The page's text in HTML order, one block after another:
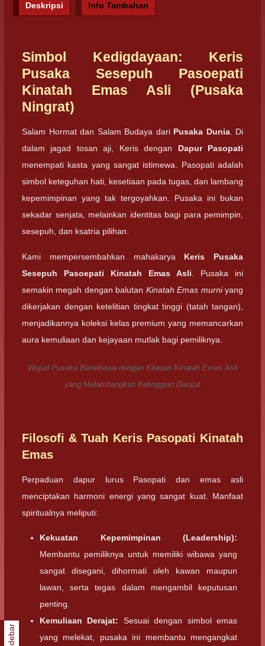
Deskripsi Info Tambahan
Simbol Kedigdayaan: Keris
Pusaka Sesepuh Pasoepati
Kinatah Emas Asli (Pusaka
Ningrat)
Salam Hormat dan Salam Budaya dari Pusaka Dunia. Di
dalam jagad tosan aji, Keris dengan Dapur Pasopati
menempati kasta yang sangat istimewa. Pasopati adalah
simbol keteguhan hati, kesetiaan pada tugas, dan lambang
kepemimpinan yang tak tergoyahkan. Pusaka ini bukan
sekadar senjata, melainkan identitas bagi para pemimpin,
sesepuh, dan ksatria pilihan.
Kami mempersembahkan mahakarya Keris Pusaka
Sesepuh Pasoepati Kinatah Emas Asli . Pusaka ini
semakin megah dengan balutan Kinatah Emas murniyang
dikerjakan dengan ketelitian tingkat tinggi (tatah tangan),
menjadikannya koleksi kelas premium yang memancarkan
aura kemuliaan dan kejayaan mutlak bagi pemiliknya.
Wujud Pusaka Berwibawa dengan Kilauan Kinatah Emas Asli
yang Melambangkan Ketinggian Derajat
Filosofi & Tuah Keris Pasopati Kinatah
Emas
Perpaduan dapur lurus Pasopati dan emas asli
menciptakan harmoni energi yang sangat kuat. Manfaat
spiritualnya meliputi:
Kekuatan Kepemimpinan (Leadership):
Membantu pemiliknya untuk memiliki wibawa yang
sangat disegani, dihormati oleh kawan maupun
lawan, serta tegas dalam mengambil keputusan
penting.
Kemuliaan Derajat: Sesuai dengan simbol emas
yang melekat, pusaka ini membantu mengangkat
Sidebar